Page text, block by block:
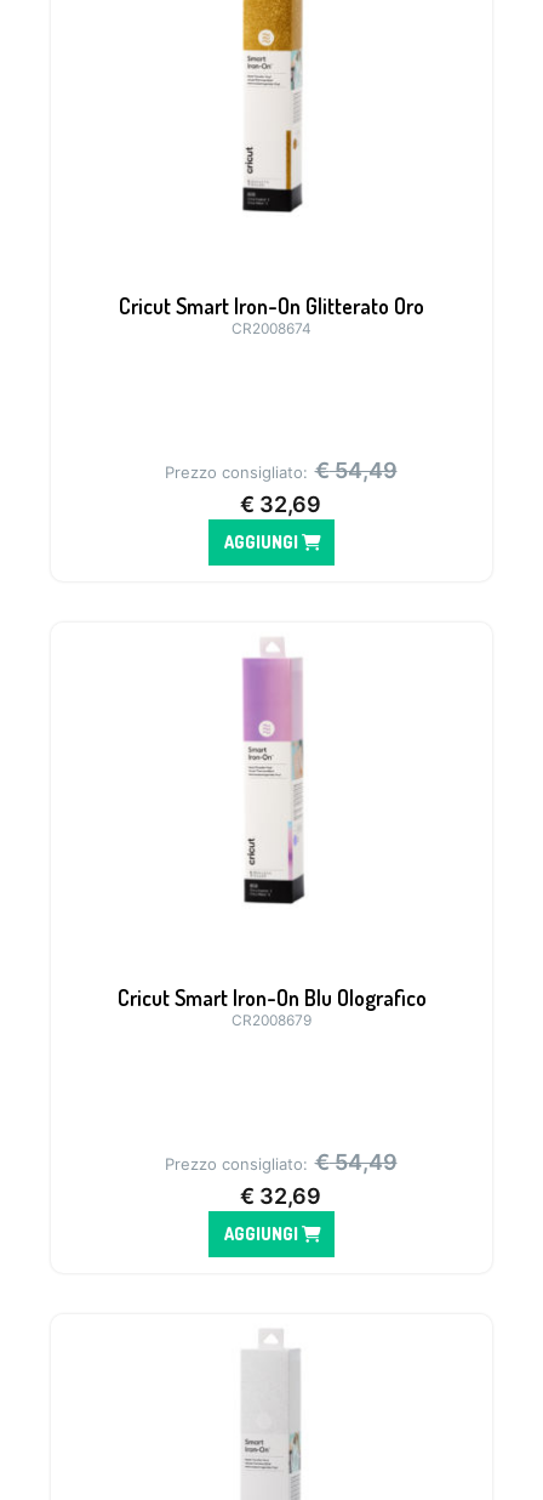
Cricut Smart Iron-On Glitterato Oro
CR2008674
Prezzo consigliato: €54,49
€ 32,69
AGGIUNGI
Cricut Smart Iron-On Blu Olografico
CR2008679
Prezzo consigliato: €54,49
€ 32,69
AGGIUNGI